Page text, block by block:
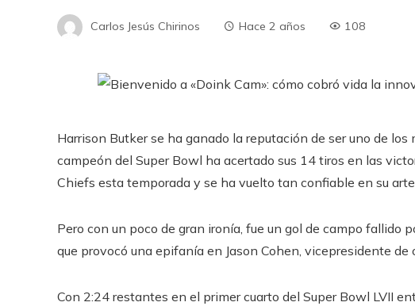
Carlos Jesús Chirinos Hace 2 años 108
Harrison Butker se ha ganado la reputación de ser uno de los
campeón del Super Bowl ha acertado sus 14 tiros en las
Chiefs esta temporada y se ha vuelto tan confiable en su
Pero con un poco de gran ironía, fue un gol de campo fallido
que provocó una epifanía en Jason Cohen, vicepresidente
Con 2:24 restantes en el primer cuarto del Super Bowl LVII